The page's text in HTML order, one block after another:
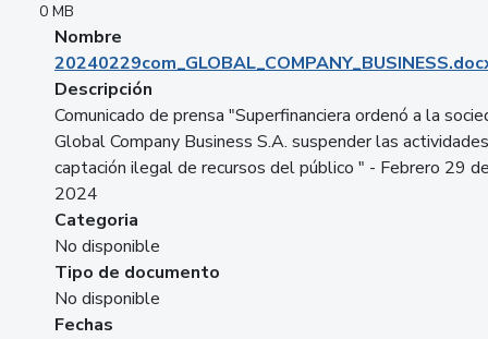
0 MB
Nombre
Descripción
Comunicado de prensa "Superfinanciera ordenó a la
Global Company Business S.A. suspender las
captación ilegal de recursos del público " - Febrero 29
2024
Categoria
No disponible
Tipo de documento
No disponible
Fechas